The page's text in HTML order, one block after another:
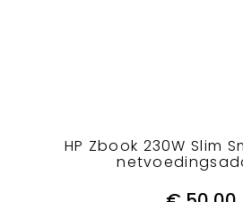
HP Zbook 230W Slim